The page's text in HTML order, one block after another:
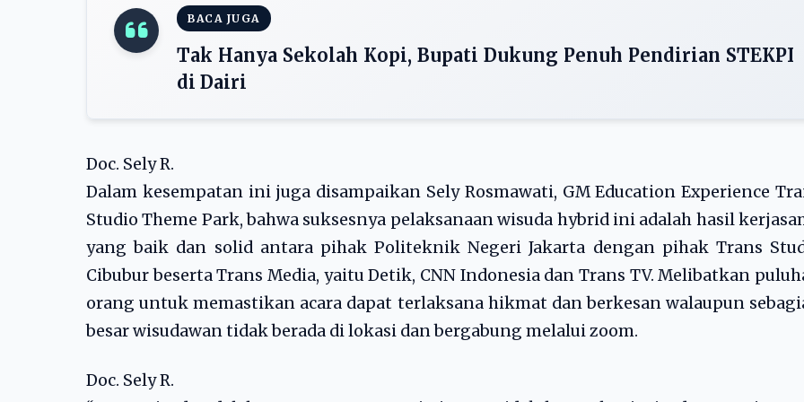
BACA JUGA
Tak Hanya Sekolah Kopi, Bupati Dukung Penuh Pendirian STEKPI
di Dairi
Doc. Sely R.
Dalam kesempatan ini juga disampaikan Sely Rosmawati, GM Education Experience
Studio Theme Park, bahwa suksesnya pelaksanaan wisuda hybrid ini adalah hasil
yang baik dan solid antara pihak Politeknik Negeri Jakarta dengan pihak Trans
Cibubur beserta Trans Media, yaitu Detik, CNN Indonesia dan Trans TV. Melibatkan
orang untuk memastikan acara dapat terlaksana hikmat dan berkesan walaupun
besar wisudawan tidak berada di lokasi dan bergabung melalui zoom.
Doc. Sely R.